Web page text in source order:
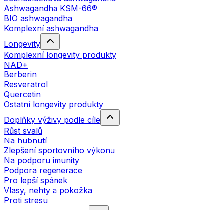
Ashwagandha KSM-66®
BIO ashwagandha
Komplexní ashwagandha
Longevity
Komplexní longevity produkty
NAD+
Berberin
Resveratrol
Quercetin
Ostatní longevity produkty
Doplňky výživy podle cíle
Růst svalů
Na hubnutí
Zlepšení sportovního výkonu
Na podporu imunity
Podpora regenerace
Pro lepší spánek
Vlasy, nehty a pokožka
Proti stresu